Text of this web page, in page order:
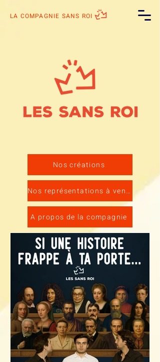
LA COMPAGNIE SANS ROI
Nos créations
Nos représentations à venir
A propos de la compagnie